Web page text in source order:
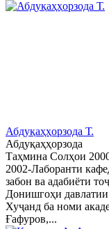
Абдуқаҳҳорзода Т.
Абдуқаҳҳорзода
Таҳмина Солҳои
2002-Лаборанти
забон ва адабиёти
Донишгоҳи давлатии
Хуҷанд ба номи
Ғафуров,...